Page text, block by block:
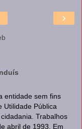
›
entidade sem fins
Utilidade Pública
Trabalhos
abril de 1993. Em